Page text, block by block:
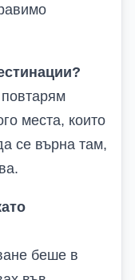
места, които
се върна там,
беше в